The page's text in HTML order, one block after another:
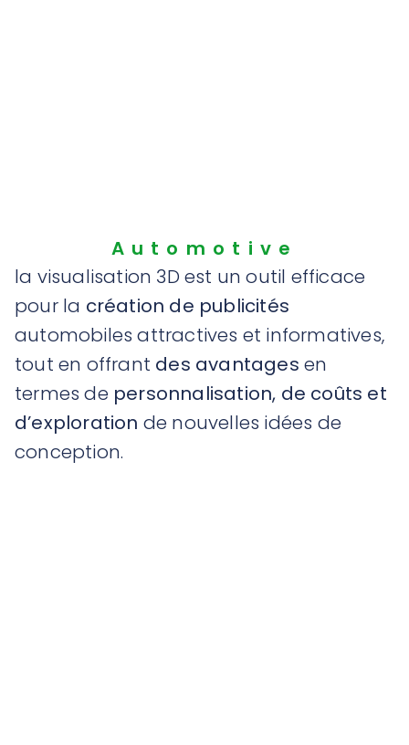
Automotive
la visualisation 3D est un outil efficace
pour la création de publicités
automobiles attractives et informatives,
tout en offrant des avantages en
termes de personnalisation, de coûts et
d’exploration de nouvelles idées de
conception.